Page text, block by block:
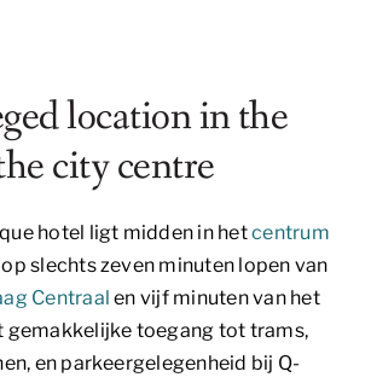
location in the
city centre
hotel ligt midden in hetcentrum
op slechts zeven minuten lopen van
Centraal en vijf minuten van het
gemakkelijke toegang tot trams,
en parkeergelegenheid bij Q-